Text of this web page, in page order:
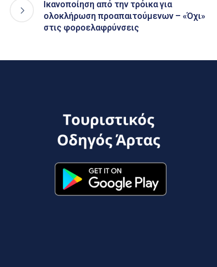
Ικανοποίηση από την τρόικα για
ολοκλήρωση προαπαιτούμενων – «Όχι»
στις φοροελαφρύνσεις